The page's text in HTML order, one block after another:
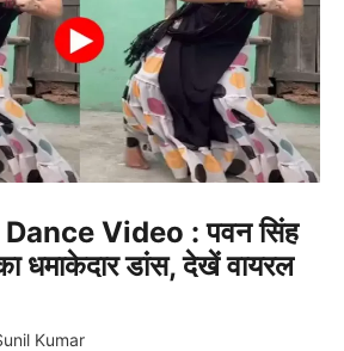
Video : पवन सिंह
धमाकेदार डांस, देखें वायरल
Kumar